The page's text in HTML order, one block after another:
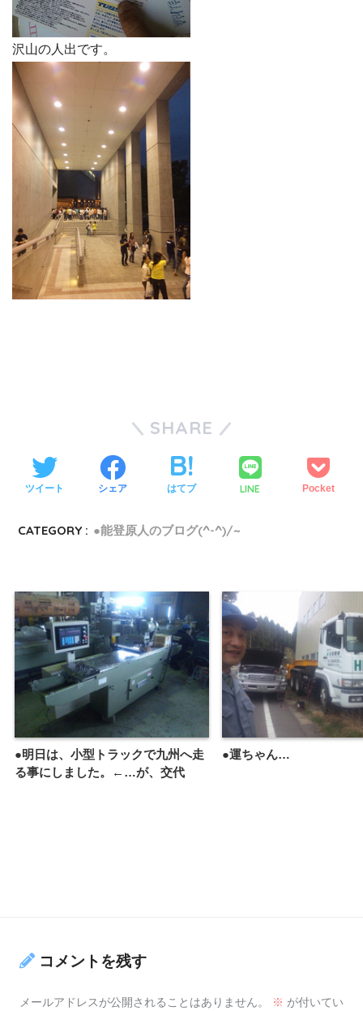
沢山の人出です。
SHARE
ツイート シェア はてブ LINE Pocket
CATEGORY : ●能登原人のブログ(^-^)/~
●明日は、小型トラックで九州へ走
る事にしました。←…が、交代
●運ちゃん…
コメントを残す
メールアドレスが公開されることはありません。 ※ が付いてい